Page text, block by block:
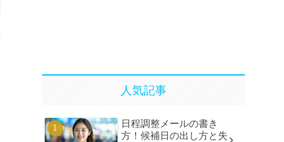
人気記事
日程調整メールの書き
方！候補日の出し方と失